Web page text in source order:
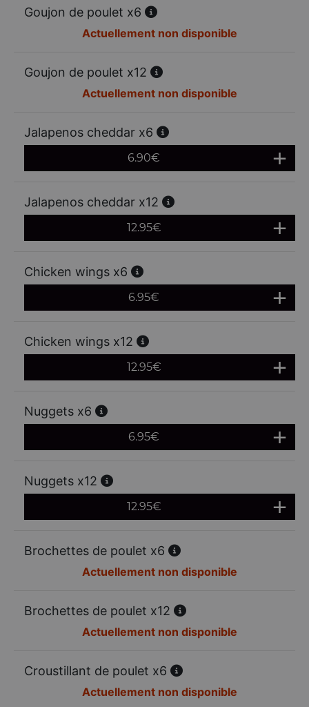
Goujon de poulet x6
Actuellement non disponible
Goujon de poulet x12
Actuellement non disponible
Jalapenos cheddar x6
6.90€
Jalapenos cheddar x12
12.95€
Chicken wings x6
6.95€
Chicken wings x12
12.95€
Nuggets x6
6.95€
Nuggets x12
12.95€
Brochettes de poulet x6
Actuellement non disponible
Brochettes de poulet x12
Actuellement non disponible
Croustillant de poulet x6
Actuellement non disponible